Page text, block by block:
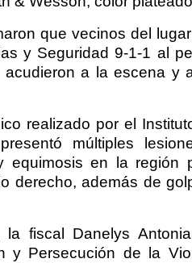
que vecinos del
y Seguridad 9-1-1 al
a la escena y
realizado por el
múltiples
equimosis en la región
derecho, además de
la fiscal Danelys
y Persecución de la